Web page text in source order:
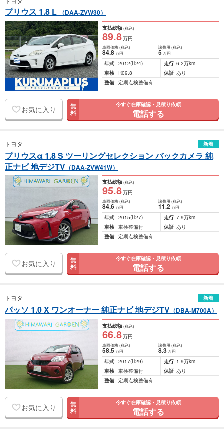
プリウス 1.8 L （DAA-ZVW30）
支払総額(税込)
89.8万円
車両価格(税込)
84.8万円
諸費用 (税込)
5 万円
年式 2012(H24) 走行 6.2万km
車検
R09.8 保証 あり
整備 定期点検整備有
お気に入り 無
料
今すぐ在庫確認・見積り依頼
電話する
トヨタ 新着
プリウスα 1.8 S ツーリングセレクション バックカメラ 純
正ナビ 地デジTV （DAA-ZVW41W）
支払総額(税込)
95.8万円
車両価格(税込)
84.6万円
諸費用 (税込)
11.2 万円
年式 2015(H27) 走行 7.9万km
車検 車検整備付 保証 あり
整備 定期点検整備有
お気に入り 無
料
今すぐ在庫確認・見積り依頼
電話する
トヨタ 新着
パッソ 1.0 X ワンオーナー 純正ナビ 地デジTV （DBA-M700A）
支払総額(税込)
66.8万円
車両価格(税込)
58.5万円
諸費用 (税込)
8.3 万円
年式 2017(H29) 走行 1.9万km
車検 車検整備付 保証 あり
整備 定期点検整備有
お気に入り 無
料
今すぐ在庫確認・見積り依頼
電話する